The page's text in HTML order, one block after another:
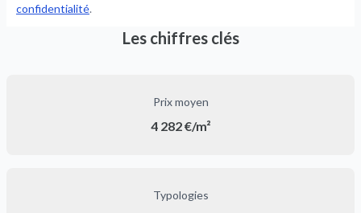
confidentialité.
Les chiffres clés
Prix moyen
4 282 €/m²
Typologies